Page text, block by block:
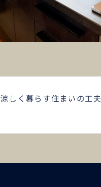
涼しく暮らす住まいの工夫